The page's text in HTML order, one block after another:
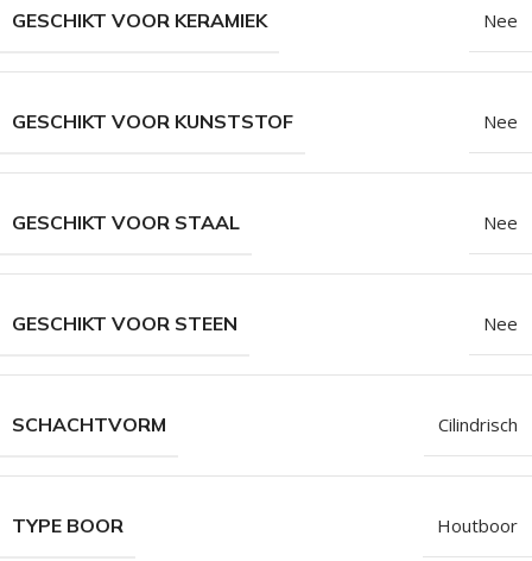
GESCHIKT VOOR KERAMIEK Nee
GESCHIKT VOOR KUNSTSTOF Nee
GESCHIKT VOOR STAAL Nee
GESCHIKT VOOR STEEN Nee
SCHACHTVORM Cilindrisch
TYPE BOOR Houtboor